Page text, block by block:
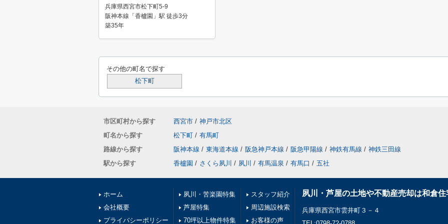
兵庫県西宮市松下町5-9
阪神本線「香櫨園」駅 徒歩3分
築35年
その他の町名で探す
松下町
市区町村から探す 西宮市 / 神戸市北区
町名から探す
松下町 / 有馬町
路線から探す
阪神本線 / 東海道本線 / 阪急神戸本線 / 阪急甲陽線 / 神鉄有馬線 / 神鉄三田線
駅から探す
香櫨園 / さくら夙川 / 夙川 / 有馬温泉 / 有馬口 / 五社
ホーム
会社概要
プライバシーポリシー
夙川・苦楽園特集
芦屋特集
70坪以上物件特集
スタッフ紹介
周辺施設検索
お客様の声
夙川・芦屋の土地や不動産売却は和倉住
兵庫県西宮市雲井町３－４